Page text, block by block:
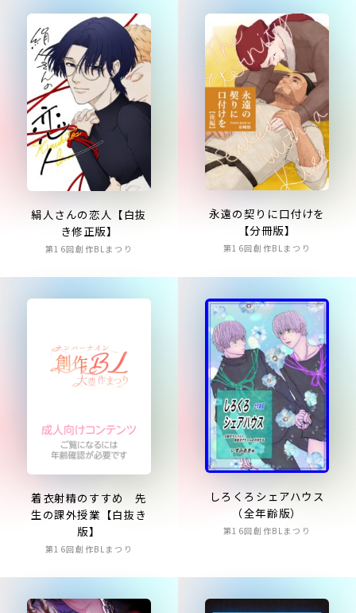
絹人さんの恋人【白抜
き修正版】
第16回創作BLまつり
永遠の契りに口付けを
【分冊版】
第16回創作BLまつり
着衣射精のすすめ 先
生の課外授業【白抜き
版】
第16回創作BLまつり
しろくろシェアハウス
（全年齢版）
第16回創作BLまつり